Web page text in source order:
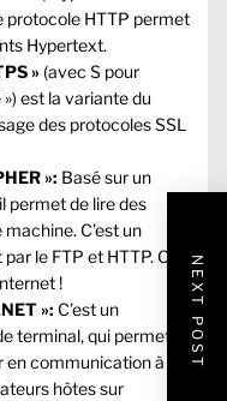
protocole HTTP permet
Hypertext.
» (avec S pour
est la variante du
des protocoles SSL
»: Basé sur un
permet de lire des
C’est un
le FTP et HTTP. On
!
»: C’est un
terminal, qui permet
en communication à
hôtes sur
NEXT POST